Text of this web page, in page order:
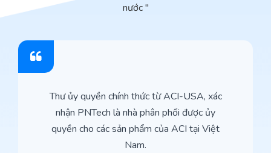
nước "
Thư ủy quyền chính thức từ ACI-USA, xác
nhận PNTech là nhà phân phối được ủy
quyền cho các sản phẩm của ACI tại Việt
Nam.